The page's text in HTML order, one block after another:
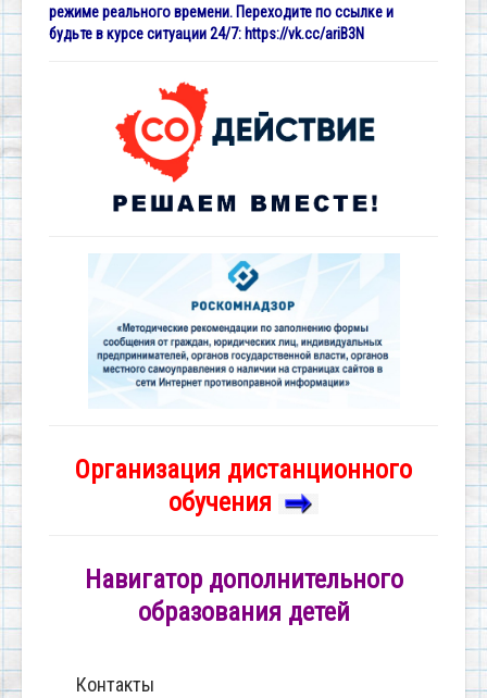
режиме реального времени. Переходите по ссылке и
будьте в курсе ситуации 24/7: https://vk.cc/ariB3N
Организация дистанционного
обучения
Навигатор дополнительного
образования детей
Контакты